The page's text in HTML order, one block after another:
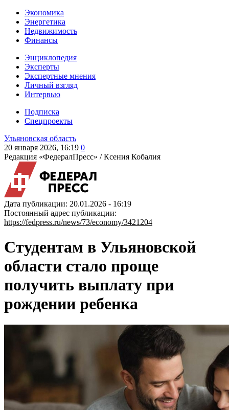
Экономика
Энергетика
Недвижимость
Финансы
Энциклопедия
Эксперты
Экспертные мнения
Личный взгляд
Интервью
Подписка
Спецпроекты
Ульяновская область
20 января 2026, 16:19 0
Редакция «ФедералПресс» /Ксения Кобалия
Дата публикации: 20.01.2026 - 16:19
Постоянный адрес публикации:
https://fedpress.ru/news/73/economy/3421204
Студентам в Ульяновской
области стало проще
получить выплату при
рождении ребенка